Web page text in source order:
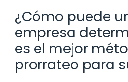
¿Cómo puede
empresa
es el mejor
prorrateo para